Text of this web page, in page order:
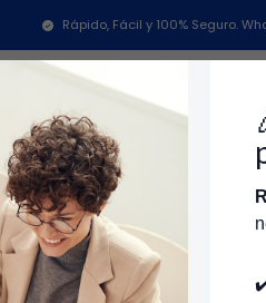
Categorías
Rápido, Fácil y 100% Seguro.
CR459192|Lampro
KIT DUCTO C/VENTILA 4""
$48.000 COP